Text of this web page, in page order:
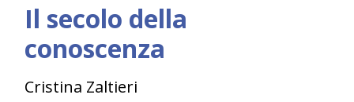
Il secolo della
conoscenza
Cristina Zaltieri